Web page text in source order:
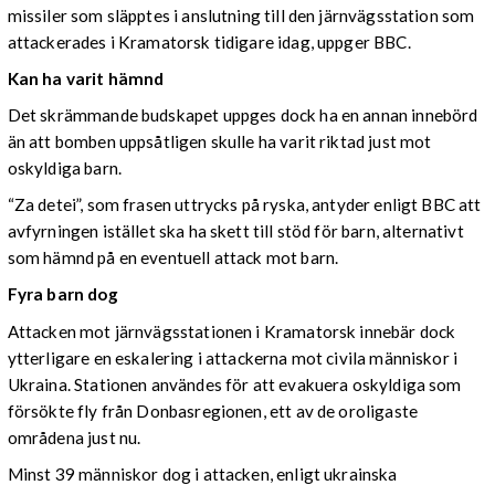
missiler som släpptes i anslutning till den järnvägsstation som
attackerades i Kramatorsk tidigare idag, uppger BBC.
Kan ha varit hämnd
Det skrämmande budskapet uppges dock ha en annan innebörd
än att bomben uppsåtligen skulle ha varit riktad just mot
oskyldiga barn.
“Za detei”, som frasen uttrycks på ryska, antyder enligt BBC att
avfyrningen istället ska ha skett till stöd för barn, alternativt
som hämnd på en eventuell attack mot barn.
Fyra barn dog
Attacken mot järnvägsstationen i Kramatorsk innebär dock
ytterligare en eskalering i attackerna mot civila människor i
Ukraina. Stationen användes för att evakuera oskyldiga som
försökte fly från Donbasregionen, ett av de oroligaste
områdena just nu.
Minst 39 människor dog i attacken, enligt ukrainska